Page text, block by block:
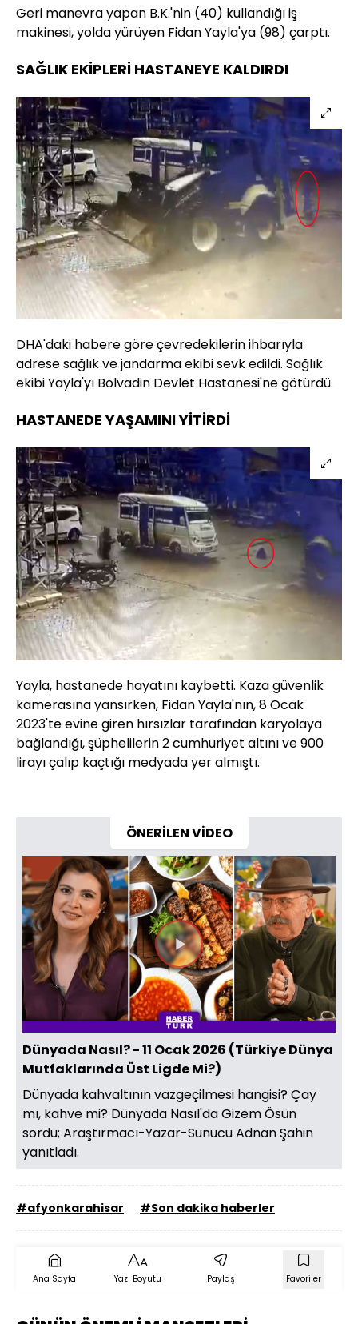
Geri manevra yapan B.K.'nin (40) kullandığı iş
makinesi, yolda yürüyen Fidan Yayla'ya (98) çarptı.
SAĞLIK EKİPLERİ HASTANEYE KALDIRDI
DHA'daki habere göre çevredekilerin ihbarıyla
adrese sağlık ve jandarma ekibi sevk edildi. Sağlık
ekibi Yayla'yı Bolvadin Devlet Hastanesi'ne götürdü.
HASTANEDE YAŞAMINI YİTİRDİ
Yayla, hastanede hayatını kaybetti. Kaza güvenlik
kamerasına yansırken, Fidan Yayla'nın, 8 Ocak
2023'te evine giren hırsızlar tarafından karyolaya
bağlandığı, şüphelilerin 2 cumhuriyet altını ve 900
lirayı çalıp kaçtığı medyada yer almıştı.
ÖNERİLEN VİDEO
Videoyu
Oynat
Dünyada Nasıl? - 11 Ocak 2026 (Türkiye Dünya
Mutfaklarında Üst Ligde Mi?)
Dünyada kahvaltının vazgeçilmesi hangisi? Çay
mı, kahve mi? Dünyada Nasıl'da Gizem Ösün
sordu; Araştırmacı-Yazar-Sunucu Adnan Şahin
yanıtladı.
#afyonkarahisar #Son dakika haberler
Ana Sayfa Yazı Boyutu Paylaş Favoriler